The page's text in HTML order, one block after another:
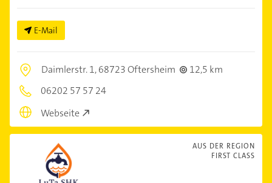
E-Mail
Daimlerstr. 1,68723 Oftersheim
12,5 km
06202 57 57 24
Webseite
AUS DER REGION
FIRST CLASS